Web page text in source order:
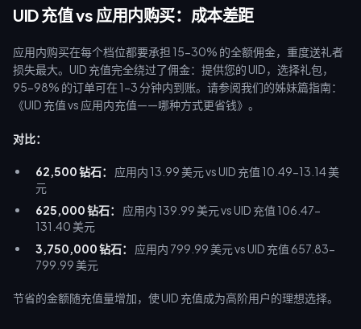
UID 充值 vs 应用内购买：成本差距
应用内购买在每个档位都要承担 15-30% 的全额佣金，重度送礼者
损失最大。UID 充值完全绕过了佣金：提供您的 UID，选择礼包，
95-98% 的订单可在 1-3 分钟内到账。请参阅我们的姊妹篇指南：
《UID 充值 vs 应用内充值——哪种方式更省钱》。
对比：
62,500 钻石：
应用内 13.99 美元 vs UID 充值 10.49-13.14 美
元
625,000 钻石：
应用内 139.99 美元 vs UID 充值 106.47-
131.40 美元
3,750,000 钻石：
应用内 799.99 美元 vs UID 充值 657.83-
799.99 美元
节省的金额随充值量增加，使 UID 充值成为高阶用户的理想选择。